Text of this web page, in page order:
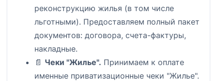
реконструкцию жилья (в том числе
льготными). Предоставляем полный пакет
документов: договора, счета-фактуры,
накладные.
📄 Чеки "Жилье". Принимаем к оплате
именные приватизационные чеки "Жилье".